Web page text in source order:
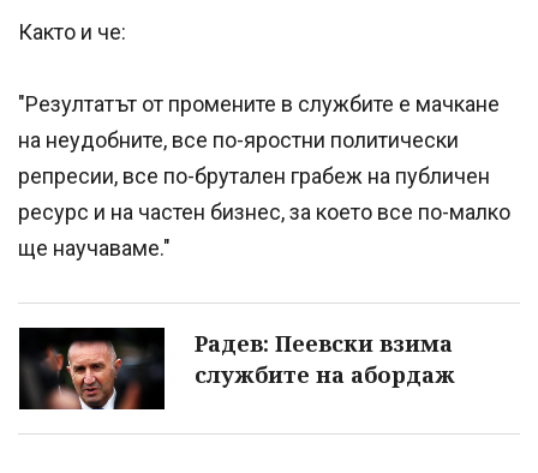
Както и че:
"Резултатът от промените в службите е мачкане
на неудобните, все по-яростни политически
репресии, все по-брутален грабеж на публичен
ресурс и на частен бизнес, за което все по-малко
ще научаваме."
Радев: Пеевски взима
службите на абордаж